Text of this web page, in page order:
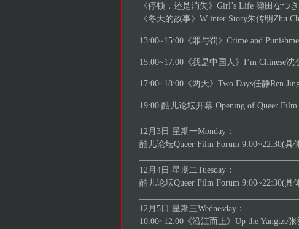
《停顿，还是消失》Girl’s Life 瀬田なつ
《冬天的故事》W inter Story朱传明Zhu
13:00~15:00《罪与罚》Crime and
15:00~17:00《我是中国人》I’m Chinese
17:00~18:00《两天》Two Days任静Ren
19:00 酷儿论坛开幕 Opening of Queer
12月3日 星期一Monday：
酷儿论坛Queer Film Forum 9:00~22:30(具
12月4日 星期二Tuesday：
酷儿论坛Queer Film Forum 9:00~22:30(具
12月5日 星期三Wednesday：
10:00~12:00《沿江而上》Up the Yangtze